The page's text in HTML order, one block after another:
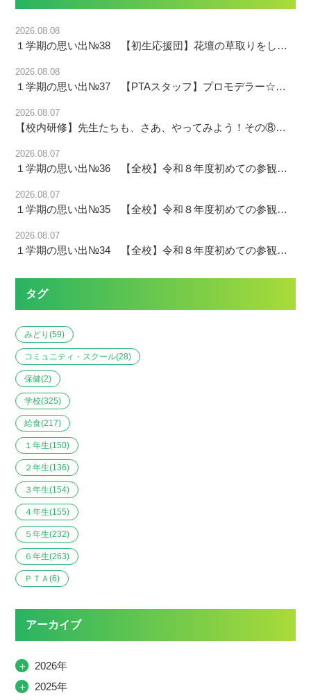
2026.08.08
１学期の思い出№38 【初生応援団】花壇の草取りをしてくださいました！
2026.08.08
１学期の思い出№37 【PTAスタッフ】プロモデラー☆リョータ氏による講演会！
2026.08.07
【校内研修】先生たちも、さあ、やってみよう！その⑧「防災と防犯の視点から、学校の危機管理体制の強化を図ろう！」
2026.08.07
１学期の思い出№36 【全校】令和８年度初めての参観会～その④～
2026.08.07
１学期の思い出№35 【全校】令和８年度初めての参観会～その③～
2026.08.07
１学期の思い出№34 【全校】令和８年度初めての参観会～その②～
タグ
みどり(59)
コミュニティ・スクール(28)
保健(2)
学校(325)
給食(217)
１年生(150)
２年生(136)
３年生(154)
４年生(155)
５年生(232)
６年生(263)
ＰＴＡ(6)
アーカイブ
＋
2026年
＋
2025年